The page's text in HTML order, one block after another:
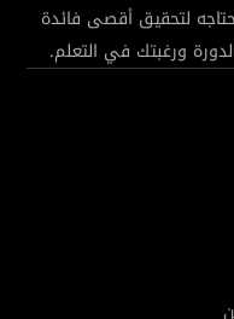
المنافسين وتحليل
نموذج العمل
إلى ذلك، سنستكشف
خطة تسويق متكاملة
الضرورية التي
من منزلك!
لتحقيق أقصى فائدة
ورغبتك في التعلم.